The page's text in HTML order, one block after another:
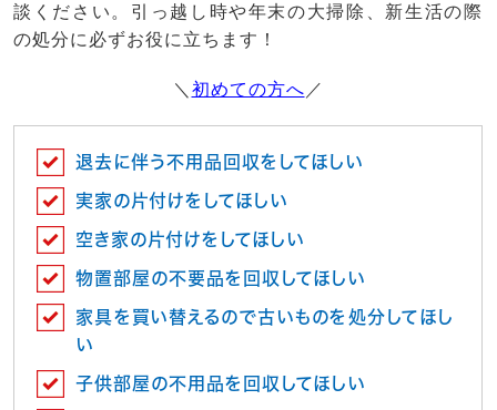
談ください。引っ越し時や年末の大掃除、新生活の際
の処分に必ずお役に立ちます！
＼ 初めての方へ ／
退去に伴う不用品回収をしてほしい
実家の片付けをしてほしい
空き家の片付けをしてほしい
物置部屋の不要品を回収してほしい
家具を買い替えるので古いものを処分してほし
い
子供部屋の不用品を回収してほしい